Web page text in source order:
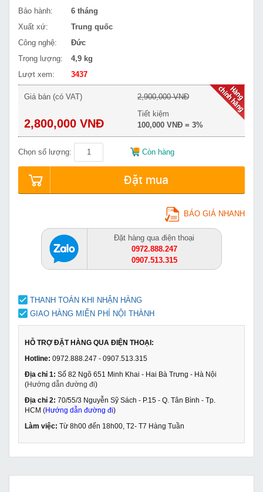
Bảo hành:
6 tháng
Xuất xứ:
Trung quốc
Công nghệ:
Đức
Trọng lượng:
4,9 kg
Lượt xem:
3437
Giá bán (có VAT)
2,800,000 VNĐ
2,900,000 VNĐ
Tiết kiệm
100,000 VNĐ = 3%
Chọn số lượng: Còn hàng
Đặt mua
BÁO GIÁ NHANH
Đặt hàng qua điện thoại
0972.888.247
0907.513.315
THANH TOÁN KHI NHẬN HÀNG
GIAO HÀNG MIỄN PHÍ NỘI THÀNH
HỖ TRỢ ĐẶT HÀNG QUA ĐIỆN THOẠI:
Hotline: 0972.888.247 - 0907.513.315
Địa chỉ 1: Số 82 Ngõ 651 Minh Khai - Hai Bà Trưng - Hà Nội
(Hướng dẫn đường đi)
Địa chỉ 2: 70/55/3 Nguyễn Sỹ Sách - P.15 - Q. Tân Bình - Tp.
HCM (Hướng dẫn đường đi)
Làm việc: Từ 8h00 đến 18h00, T2- T7 Hàng Tuần